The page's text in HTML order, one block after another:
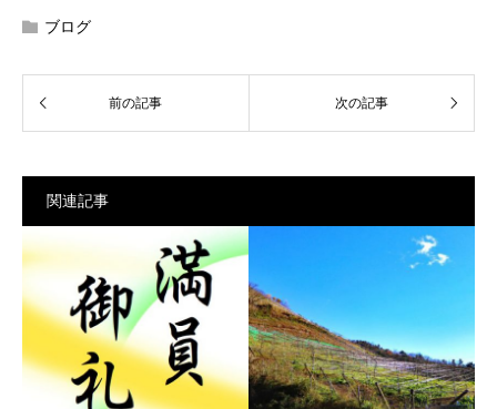
ブログ
関連記事